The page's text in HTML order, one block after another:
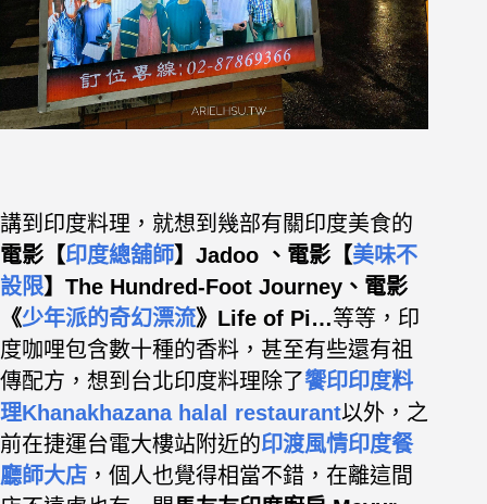
講到印度料理，就想到幾部有關印度美食的
電影【印度總舖師】 Jadoo 、 電影【美味不
設限】 The Hundred-Foot Journey 、電影
《少年派的奇幻漂流》Life of Pi…等等，印
度咖哩包含數十種的香料，甚至有些還有祖
傳配方，想到台北印度料理除了饗印印度料
理Khanakhazana halal restaurant以外，之
前在捷運台電大樓站附近的印渡風情印度餐
廳師大店 ，個人也覺得相當不錯，在離這間